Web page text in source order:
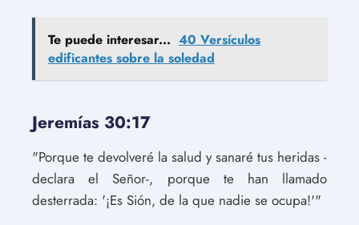
Te puede interesar... 40 Versículos
edificantes sobre la soledad
Jeremías 30:17
"Porque te devolveré la salud y sanaré tus heridas -
declara el Señor-, porque te han llamado
desterrada: '¡Es Sión, de la que nadie se ocupa!'"